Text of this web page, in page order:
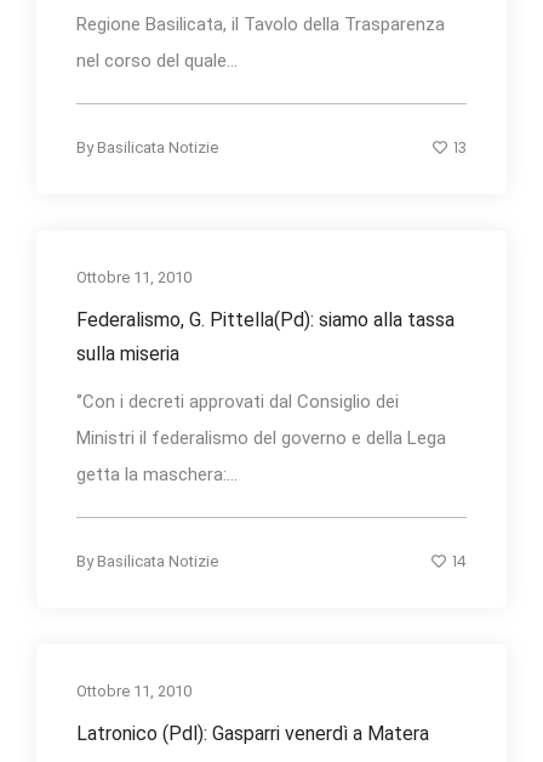
Regione Basilicata, il Tavolo della Trasparenza
nel corso del quale...
By Basilicata Notizie 13
Ottobre 11, 2010
Federalismo, G. Pittella(Pd): siamo alla tassa
sulla miseria
‘’Con i decreti approvati dal Consiglio dei
Ministri il federalismo del governo e della Lega
getta la maschera:...
By Basilicata Notizie 14
Ottobre 11, 2010
Latronico (Pdl): Gasparri venerdì a Matera